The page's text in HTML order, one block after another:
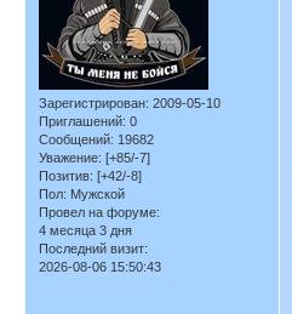
Зарегистрирован: 2009-05-10
Приглашений: 0
Сообщений: 19682
Уважение: [+85/-7]
Позитив: [+42/-8]
Пол: Мужской
Провел на форуме:
4 месяца 3 дня
Последний визит:
2026-08-06 15:50:43